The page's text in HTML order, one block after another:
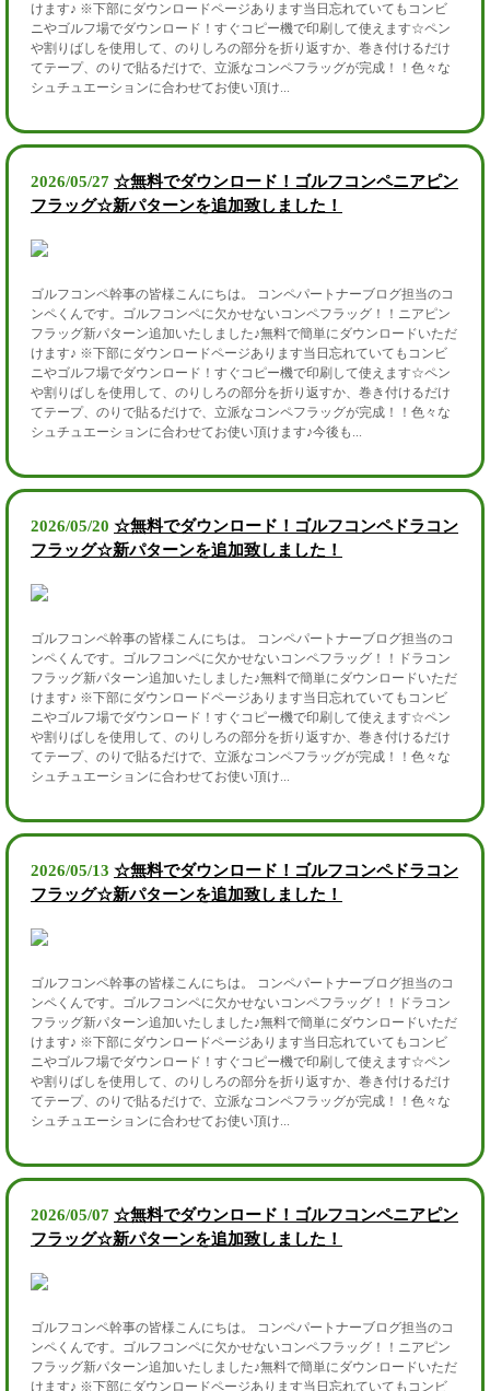
けます♪ ※下部にダウンロードページあります当日忘れていてもコンビ
ニやゴルフ場でダウンロード！すぐコピー機で印刷して使えます☆ペン
や割りばしを使用して、のりしろの部分を折り返すか、巻き付けるだけ
てテープ、のりで貼るだけで、立派なコンペフラッグが完成！！色々な
シュチュエーションに合わせてお使い頂け...
2026/05/27 ☆無料でダウンロード！ゴルフコンペニアピン
フラッグ☆新パターンを追加致しました！
ゴルフコンペ幹事の皆様こんにちは。 コンペパートナーブログ担当のコ
ンペくんです。ゴルフコンペに欠かせないコンペフラッグ！！ニアピン
フラッグ新パターン追加いたしました♪無料で簡単にダウンロードいただ
けます♪ ※下部にダウンロードページあります当日忘れていてもコンビ
ニやゴルフ場でダウンロード！すぐコピー機で印刷して使えます☆ペン
や割りばしを使用して、のりしろの部分を折り返すか、巻き付けるだけ
てテープ、のりで貼るだけで、立派なコンペフラッグが完成！！色々な
シュチュエーションに合わせてお使い頂けます♪今後も...
2026/05/20 ☆無料でダウンロード！ゴルフコンペドラコン
フラッグ☆新パターンを追加致しました！
ゴルフコンペ幹事の皆様こんにちは。 コンペパートナーブログ担当のコ
ンペくんです。ゴルフコンペに欠かせないコンペフラッグ！！ドラコン
フラッグ新パターン追加いたしました♪無料で簡単にダウンロードいただ
けます♪ ※下部にダウンロードページあります当日忘れていてもコンビ
ニやゴルフ場でダウンロード！すぐコピー機で印刷して使えます☆ペン
や割りばしを使用して、のりしろの部分を折り返すか、巻き付けるだけ
てテープ、のりで貼るだけで、立派なコンペフラッグが完成！！色々な
シュチュエーションに合わせてお使い頂け...
2026/05/13 ☆無料でダウンロード！ゴルフコンペドラコン
フラッグ☆新パターンを追加致しました！
ゴルフコンペ幹事の皆様こんにちは。 コンペパートナーブログ担当のコ
ンペくんです。ゴルフコンペに欠かせないコンペフラッグ！！ドラコン
フラッグ新パターン追加いたしました♪無料で簡単にダウンロードいただ
けます♪ ※下部にダウンロードページあります当日忘れていてもコンビ
ニやゴルフ場でダウンロード！すぐコピー機で印刷して使えます☆ペン
や割りばしを使用して、のりしろの部分を折り返すか、巻き付けるだけ
てテープ、のりで貼るだけで、立派なコンペフラッグが完成！！色々な
シュチュエーションに合わせてお使い頂け...
2026/05/07 ☆無料でダウンロード！ゴルフコンペニアピン
フラッグ☆新パターンを追加致しました！
ゴルフコンペ幹事の皆様こんにちは。 コンペパートナーブログ担当のコ
ンペくんです。ゴルフコンペに欠かせないコンペフラッグ！！ニアピン
フラッグ新パターン追加いたしました♪無料で簡単にダウンロードいただ
けます♪ ※下部にダウンロードページあります当日忘れていてもコンビ